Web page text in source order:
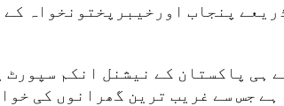
پنجاب اورخیبرپختونخواہ کے